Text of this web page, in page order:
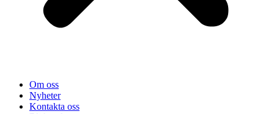
Om oss
Nyheter
Kontakta oss